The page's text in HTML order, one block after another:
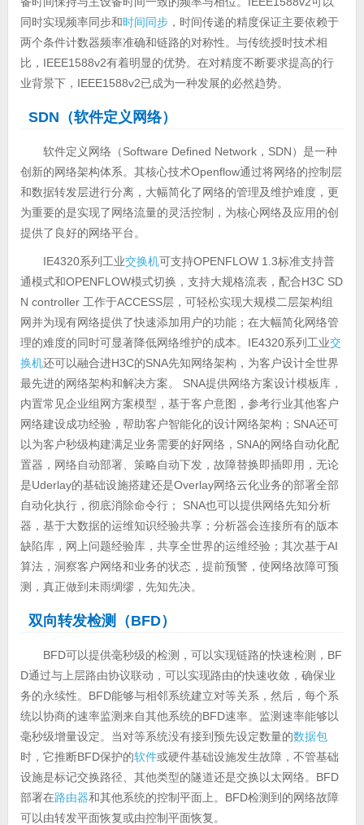
同时实现频率同步和时间同步，时间传递的精度保证主要依赖于
两个条件计数器频率准确和链路的对称性。与传统授时技术相
比，IEEE1588v2有着明显的优势。在对精度不断要求提高的行
业背景下，IEEE1588v2已成为一种发展的必然趋势。
SDN（软件定义网络）
软件定义网络（Software Defined Network，SDN）是一种
创新的网络架构体系。其核心技术Openflow通过将网络的控制层
和数据转发层进行分离，大幅简化了网络的管理及维护难度，更
为重要的是实现了网络流量的灵活控制，为核心网络及应用的创
提供了良好的网络平台。
IE4320系列工业交换机可支持OPENFLOW 1.3标准支持普
通模式和OPENFLOW模式切换，支持大规格流表，配合H3C SD
N controller 工作于ACCESS层，可轻松实现大规模二层架构组
网并为现有网络提供了快速添加用户的功能；在大幅简化网络管
理的难度的同时可显著降低网络维护的成本。IE4320系列工业交
换机还可以融合进H3C的SNA先知网络架构，为客户设计全世界
最先进的网络架构和解决方案。 SNA提供网络方案设计模板库，
内置常见企业组网方案模型，基于客户意图，参考行业其他客户
网络建设成功经验，帮助客户智能化的设计网络架构；SNA还可
以为客户秒级构建满足业务需要的好网络，SNA的网络自动化配
置器，网络自动部署、策略自动下发，故障替换即插即用，无论
是Uderlay的基础设施搭建还是Overlay网络云化业务的部署全部
自动化执行，彻底消除命令行； SNA也可以提供网络先知分析
器，基于大数据的运维知识经验共享；分析器会连接所有的版本
缺陷库，网上问题经验库，共享全世界的运维经验；其次基于AI
算法，洞察客户网络和业务的状态，提前预警，使网络故障可预
测，真正做到未雨绸缪，先知先决。
双向转发检测（BFD）
BFD可以提供毫秒级的检测，可以实现链路的快速检测，BF
D通过与上层路由协议联动，可以实现路由的快速收敛，确保业
务的永续性。BFD能够与相邻系统建立对等关系，然后，每个系
统以协商的速率监测来自其他系统的BFD速率。监测速率能够以
毫秒级增量设定。当对等系统没有接到预先设定数量的数据包
时，它推断BFD保护的软件或硬件基础设施发生故障，不管基础
设施是标记交换路径、其他类型的隧道还是交换以太网络。BFD
部署在路由器和其他系统的控制平面上。BFD检测到的网络故障
可以由转发平面恢复或由控制平面恢复。